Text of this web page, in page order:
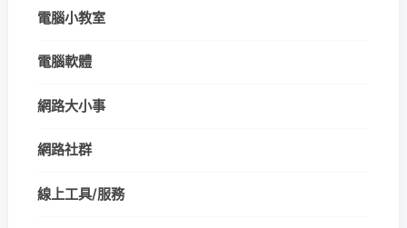
電腦小教室
電腦軟體
網路大小事
網路社群
線上工具/服務